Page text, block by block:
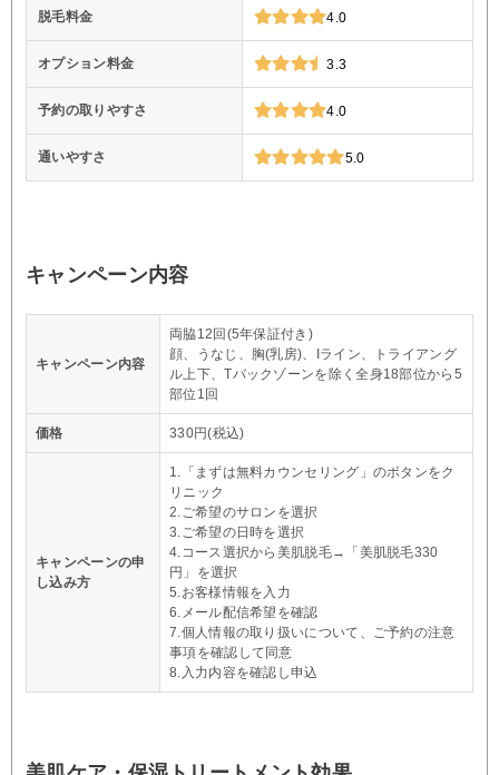
脱毛料金 4.0
オプション料金 3.3
予約の取りやすさ 4.0
通いやすさ 5.0
キャンペーン内容
キャンペーン内容
両脇12回(5年保証付き)
顔、うなじ、胸(乳房)、Iライン、トライアング
ル上下、Tバックゾーンを除く全身18部位から5
部位1回
価格 330円(税込)
キャンペーンの申
し込み方
1.「まずは無料カウンセリング」のボタンをク
リニック
2.ご希望のサロンを選択
3.ご希望の日時を選択
4.コース選択から美肌脱毛→「美肌脱毛330
円」を選択
5.お客様情報を入力
6.メール配信希望を確認
7.個人情報の取り扱いについて、ご予約の注意
事項を確認して同意
8.入力内容を確認し申込